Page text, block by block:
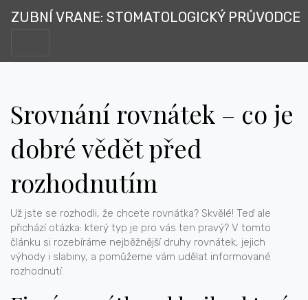
ZUBNÍ VRANE: STOMATOLOGICKÝ PRŮVODCE
Srovnání rovnátek – co je
dobré vědět před
rozhodnutím
Už jste se rozhodli, že chcete rovnátka? Skvělé! Teď ale
přichází otázka: který typ je pro vás ten pravý? V tomto
článku si rozebíráme nejběžnější druhy rovnátek, jejich
výhody i slabiny, a pomůžeme vám udělat informované
rozhodnutí.